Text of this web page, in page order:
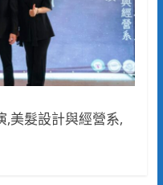
美髮設計與經營系,